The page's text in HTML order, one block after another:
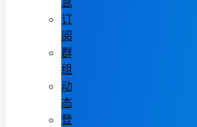
订
阅
群
组
动
态
登